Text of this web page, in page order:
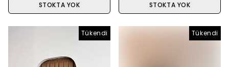
STOKTA YOK STOKTA YOK
Tükendi Tükendi
Tükendi